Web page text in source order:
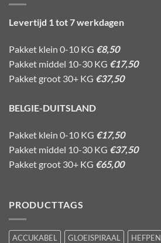
Levertijd 1 tot 7 werkdagen
Pakket klein 0-10 KG €8,50
Pakket middel 10-30 KG €17,50
Pakket groot 30+ KG €37,50
BELGIE-DUITSLAND
Pakket klein 0-10 KG €17,50
Pakket middel 10-30 KG €37,50
Pakket groot 30+ KG €65,00
PRODUCTTAGS
ACCUKABEL GLOEISPIRAAL HEFPEN